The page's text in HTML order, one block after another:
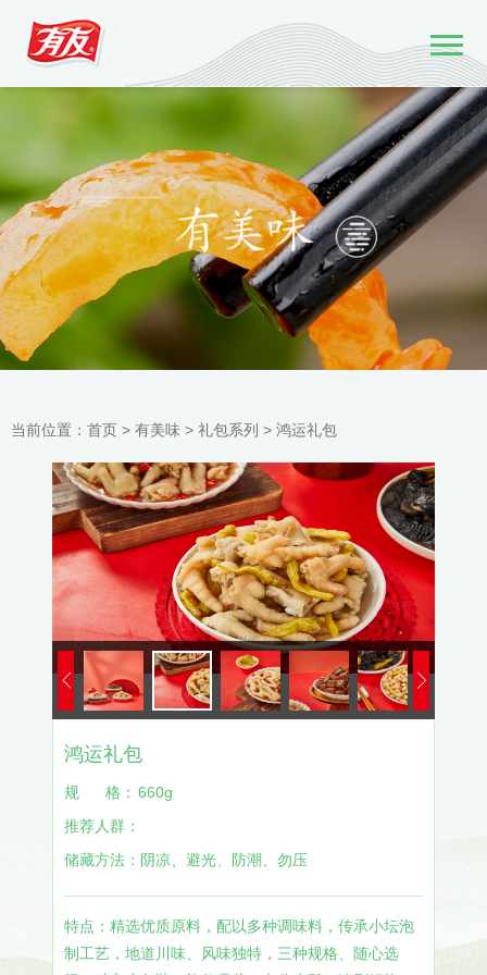
当前位置： 首页 > 有美味 > 礼包系列 > 鸿运礼包
鸿运礼包
规 格： 660g
推荐人群：
储藏方法： 阴凉、避光、防潮、勿压
特点：精选优质原料，配以多种调味料，传承小坛泡
制工艺，地道川味、风味独特，三种规格、随心选